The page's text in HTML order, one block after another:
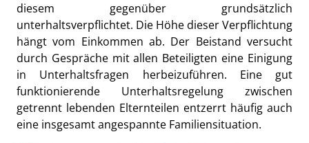
diesem gegenüber grundsätzlich
unterhaltsverpflichtet. Die Höhe dieser Verpflichtung
hängt vom Einkommen ab. Der Beistand versucht
durch Gespräche mit allen Beteiligten eine Einigung
in Unterhaltsfragen herbeizuführen. Eine gut
funktionierende Unterhaltsregelung zwischen
getrennt lebenden Elternteilen entzerrt häufig auch
eine insgesamt angespannte Familiensituation.